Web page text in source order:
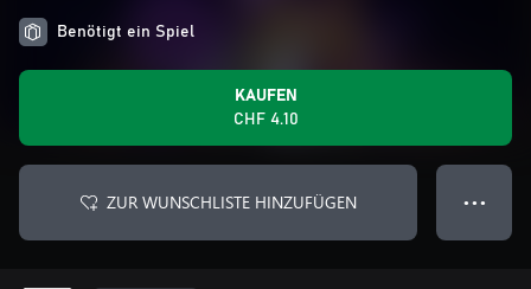
Benötigt ein Spiel
KAUFEN
CHF 4.10
ZUR WUNSCHLISTE HINZUFÜGEN ● ● ●